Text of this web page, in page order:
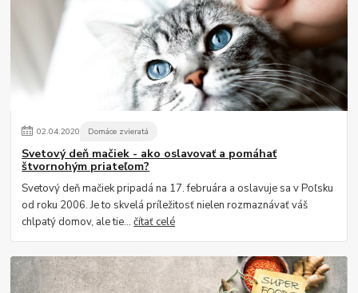
02.04.2020 Domáce zvieratá
Svetový deň mačiek - ako oslavovať a pomáhať
štvornohým priateľom?
Svetový deň mačiek pripadá na 17. februára a oslavuje sa v Poľsku
od roku 2006. Je to skvelá príležitosť nielen rozmaznávať váš
chlpatý domov, ale tie...čítať celé